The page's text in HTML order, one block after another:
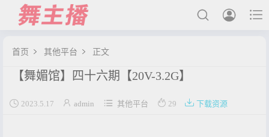



最新发布
国内主播
首页  其他平台  正文
【舞媚馆】四十六期【20V-3.2G】
 2023.5.17  admin  其他平台  29  下载资源